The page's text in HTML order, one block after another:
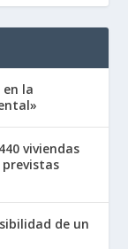
en la
viviendas
previstas
de un